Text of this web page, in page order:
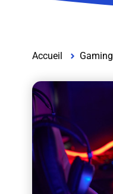
Accueil Gaming